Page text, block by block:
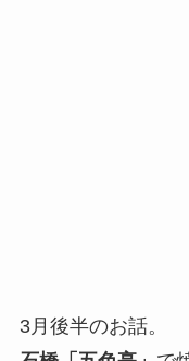
3月後半のお話。